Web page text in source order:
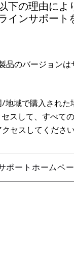
下の理由によ
インサポート
品のバージョン
/地域で購入された
スして、すべて
セスしてください
ポートホームペ